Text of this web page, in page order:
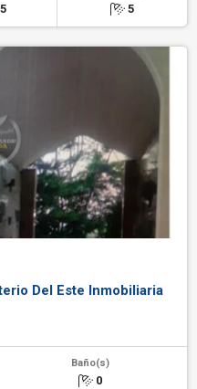
5 5
Del Este Inmobiliaria
Baño(s)
0